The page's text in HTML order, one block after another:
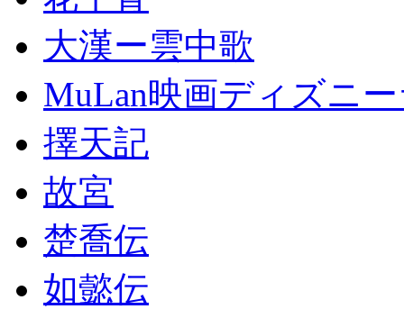
大漢ー雲中歌
MuLan映画ディズニ
擇天記
故宮
楚喬伝
如懿伝